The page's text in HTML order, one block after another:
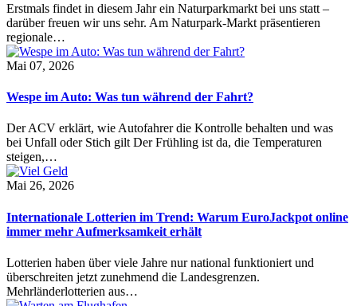
Erstmals findet in diesem Jahr ein Naturparkmarkt bei uns statt –
darüber freuen wir uns sehr. Am Naturpark-Markt präsentieren
regionale…
Mai 07, 2026
Wespe im Auto: Was tun während der Fahrt?
Der ACV erklärt, wie Autofahrer die Kontrolle behalten und was
bei Unfall oder Stich gilt Der Frühling ist da, die Temperaturen
steigen,…
Mai 26, 2026
Internationale Lotterien im Trend: Warum EuroJackpot online
immer mehr Aufmerksamkeit erhält
Lotterien haben über viele Jahre nur national funktioniert und
überschreiten jetzt zunehmend die Landesgrenzen.
Mehrländerlotterien aus…